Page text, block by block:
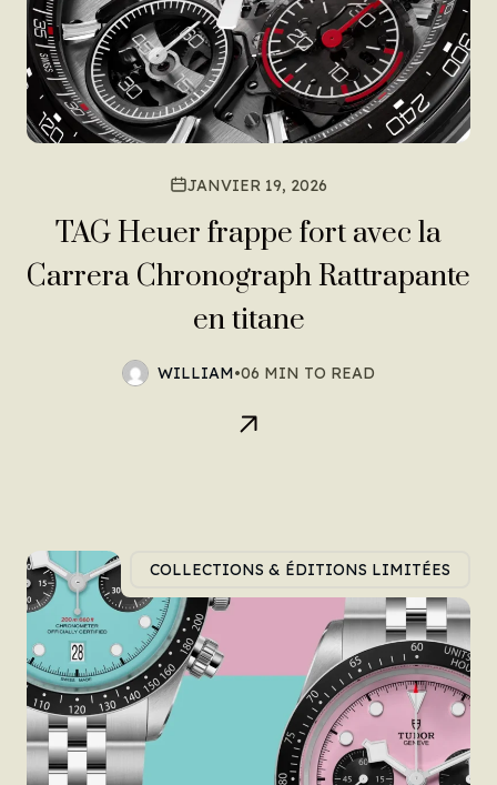
JANVIER 19, 2026
TAG Heuer frappe fort avec la
Carrera Chronograph Rattrapante
en titane
WILLIAM•06 MIN TO READ
COLLECTIONS & ÉDITIONS LIMITÉES